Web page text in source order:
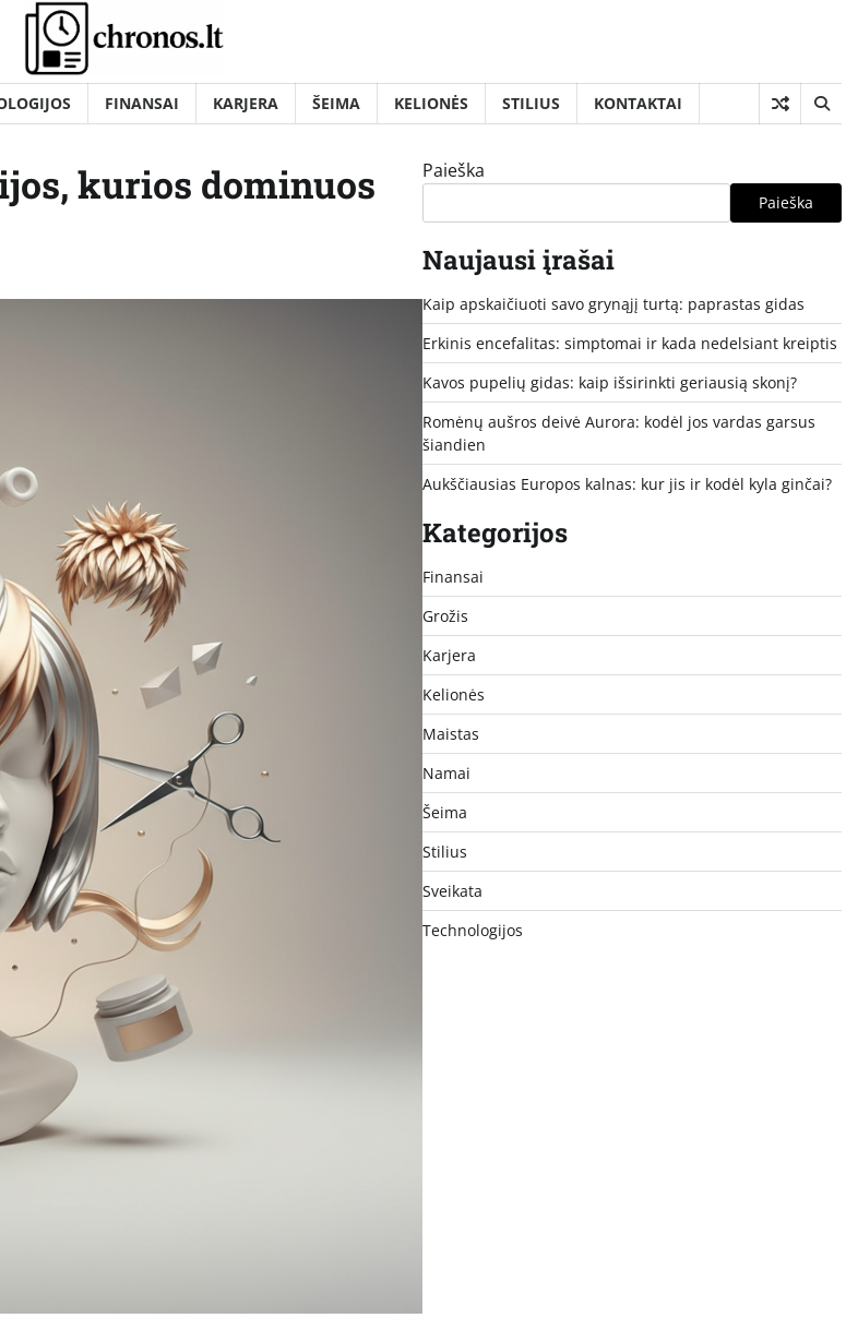
FINANSAI KARJERA ŠEIMA KELIONĖS STILIUS KONTAKTAI
kurios dominuos
Paieška
Paieška
Naujausi įrašai
Kaip apskaičiuoti savo grynąjį turtą: paprastas gidas
Erkinis encefalitas: simptomai ir kada nedelsiant kreiptis
Kavos pupelių gidas: kaip išsirinkti geriausią skonį?
Romėnų aušros deivė Aurora: kodėl jos vardas garsus
šiandien
Aukščiausias Europos kalnas: kur jis ir kodėl kyla ginčai?
Kategorijos
Finansai
Grožis
Karjera
Kelionės
Maistas
Namai
Šeima
Stilius
Sveikata
Technologijos